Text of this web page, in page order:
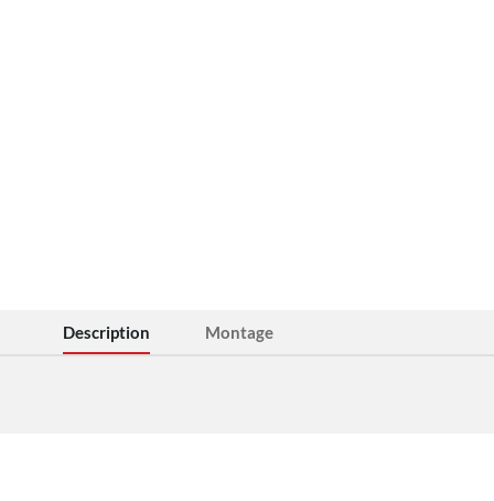
Description Montage